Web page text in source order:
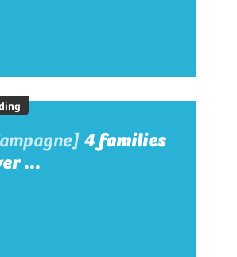
4 families
...